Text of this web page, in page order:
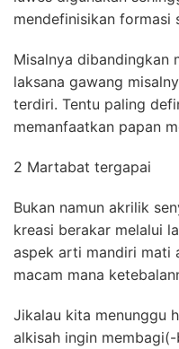
mendefinisikan formasi
Misalnya dibandingkan
laksana gawang
terdiri. Tentu paling
memanfaatkan papan
2 Martabat tergapai
Bukan namun akrilik
kreasi berakar melalui
aspek arti mandiri mati
macam mana
Jikalau kita menunggu
alkisah ingin